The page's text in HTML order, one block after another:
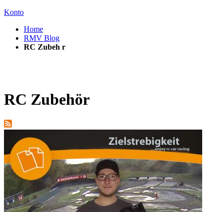
Konto
Home
RMV Blog
RC Zubeh r
RC Zubehör